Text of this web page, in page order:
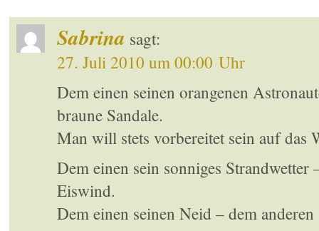
Sabrina sagt:
27. Juli 2010 um 00:00 Uhr
Dem einen seinen orangenen
braune Sandale.
Man will stets vorbereitet sein auf das
Dem einen sein sonniges Strandwetter
Eiswind.
Dem einen seinen Neid – dem